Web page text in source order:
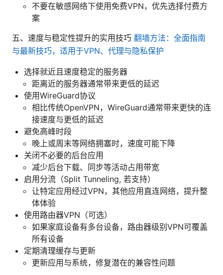
不要在敏感网络下使用免费VPN，优先选择付费方
案
五、速度与稳定性提升的实用技巧 翻墙方法：全面指南
与最新技巧，适用于VPN、代理与隐私保护
选择就近且速度稳定的服务器
距离近的服务器通常带来更低的延迟
使用WireGuard协议
相比传统OpenVPN，WireGuard通常带来更快的连
接速度与更低的延迟
避免高峰时段
晚上或周末等网络拥塞时，速度可能下降
关闭不必要的后台应用
减少后台下载、同步等活动占用带宽
启用分流（Split Tunneling, 若支持）
让特定应用经过VPN，其他应用直连网络，提升整
体体验
使用路由器VPN（可选）
如果家庭设备有多台设备，路由器级别VPN可覆盖
所有设备
定期清理缓存与更新
更新应用与系统，修复潜在的兼容性问题